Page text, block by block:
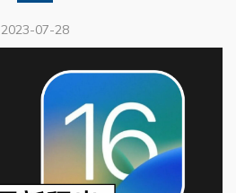
2023-07-28